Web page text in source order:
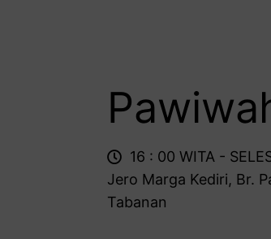
16 : 00 WITA -
Jero Marga Kediri, Br.
Tabanan